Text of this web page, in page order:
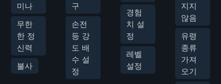
미나
무한
한 정
신력
불사
구
손전
등 강
도 배
수 설
정
경험
치 설
정
레벨
설정
지지
않음
유령
종류
가져
오기